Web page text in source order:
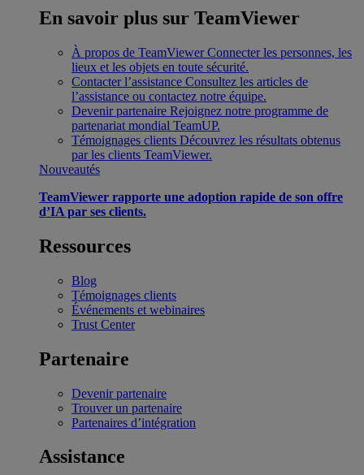
En savoir plus sur TeamViewer
À propos de TeamViewer Connecter les personnes, les
lieux et les objets en toute sécurité.
Contacter l’assistance Consultez les articles de
l’assistance ou contactez notre équipe.
Devenir partenaire Rejoignez notre programme de
partenariat mondial TeamUP.
Témoignages clients Découvrez les résultats obtenus
par les clients TeamViewer.
Nouveautés
TeamViewer rapporte une adoption rapide de son offre
d’IA par ses clients.
Ressources
Blog
Témoignages clients
Événements et webinaires
Trust Center
Partenaire
Devenir partenaire
Trouver un partenaire
Partenaires d’intégration
Assistance